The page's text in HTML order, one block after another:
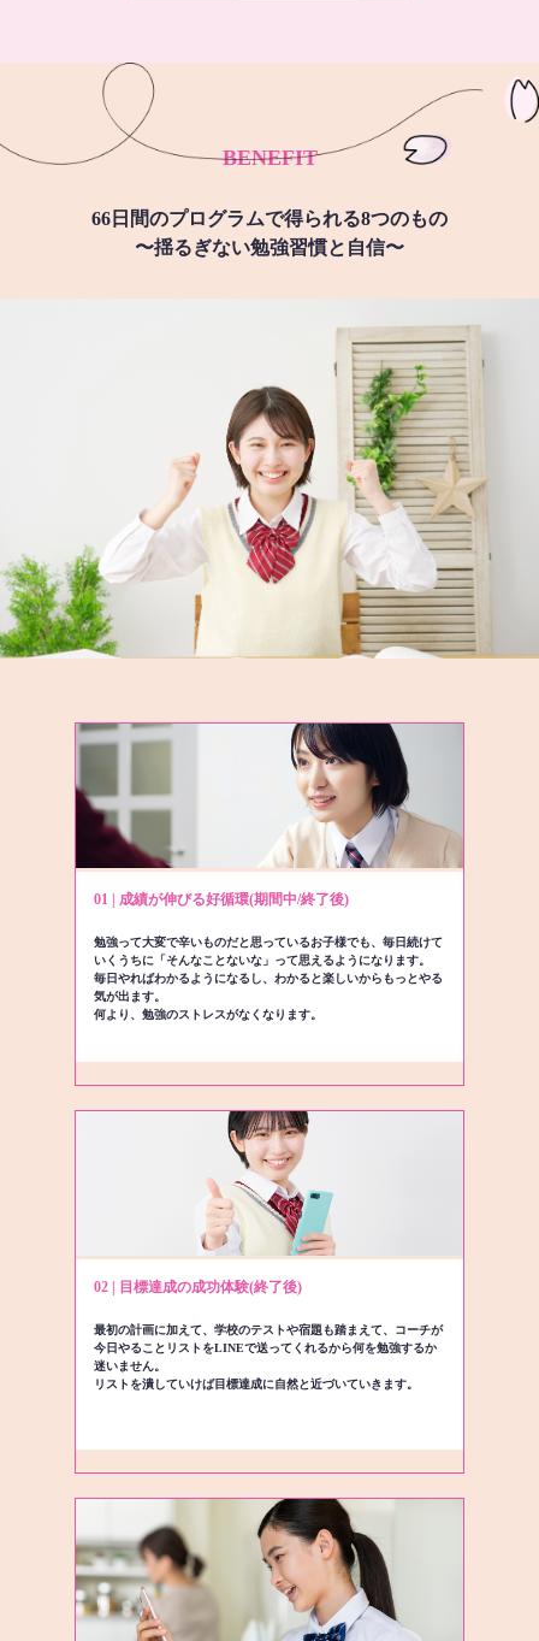
BENEFIT
66日間のプログラムで得られる8つのもの
〜揺るぎない勉強習慣と自信〜
01 | 成績が伸びる好循環(期間中/終了後)
勉強って大変で辛いものだと思っているお子様でも、毎日続けて
いくうちに「そんなことないな」って思えるようになります。
毎日やればわかるようになるし、わかると楽しいからもっとやる
気が出ます。
何より、勉強のストレスがなくなります。
02 | 目標達成の成功体験(終了後)
最初の計画に加えて、学校のテストや宿題も踏まえて、コーチが
今日やることリストをLINEで送ってくれるから何を勉強するか
迷いません。
リストを潰していけば目標達成に自然と近づいていきます。